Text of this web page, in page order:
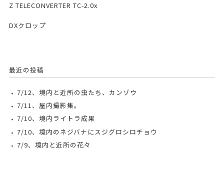
Z TELECONVERTER TC-2.0x
DXクロップ
最近の投稿
7/12、境内と近所の虫たち、カンゾウ
7/11、屋内撮影集。
7/10、境内ライトラ成果
7/10、境内のネジバナにスジグロシロチョウ
7/9、境内と近所の花々